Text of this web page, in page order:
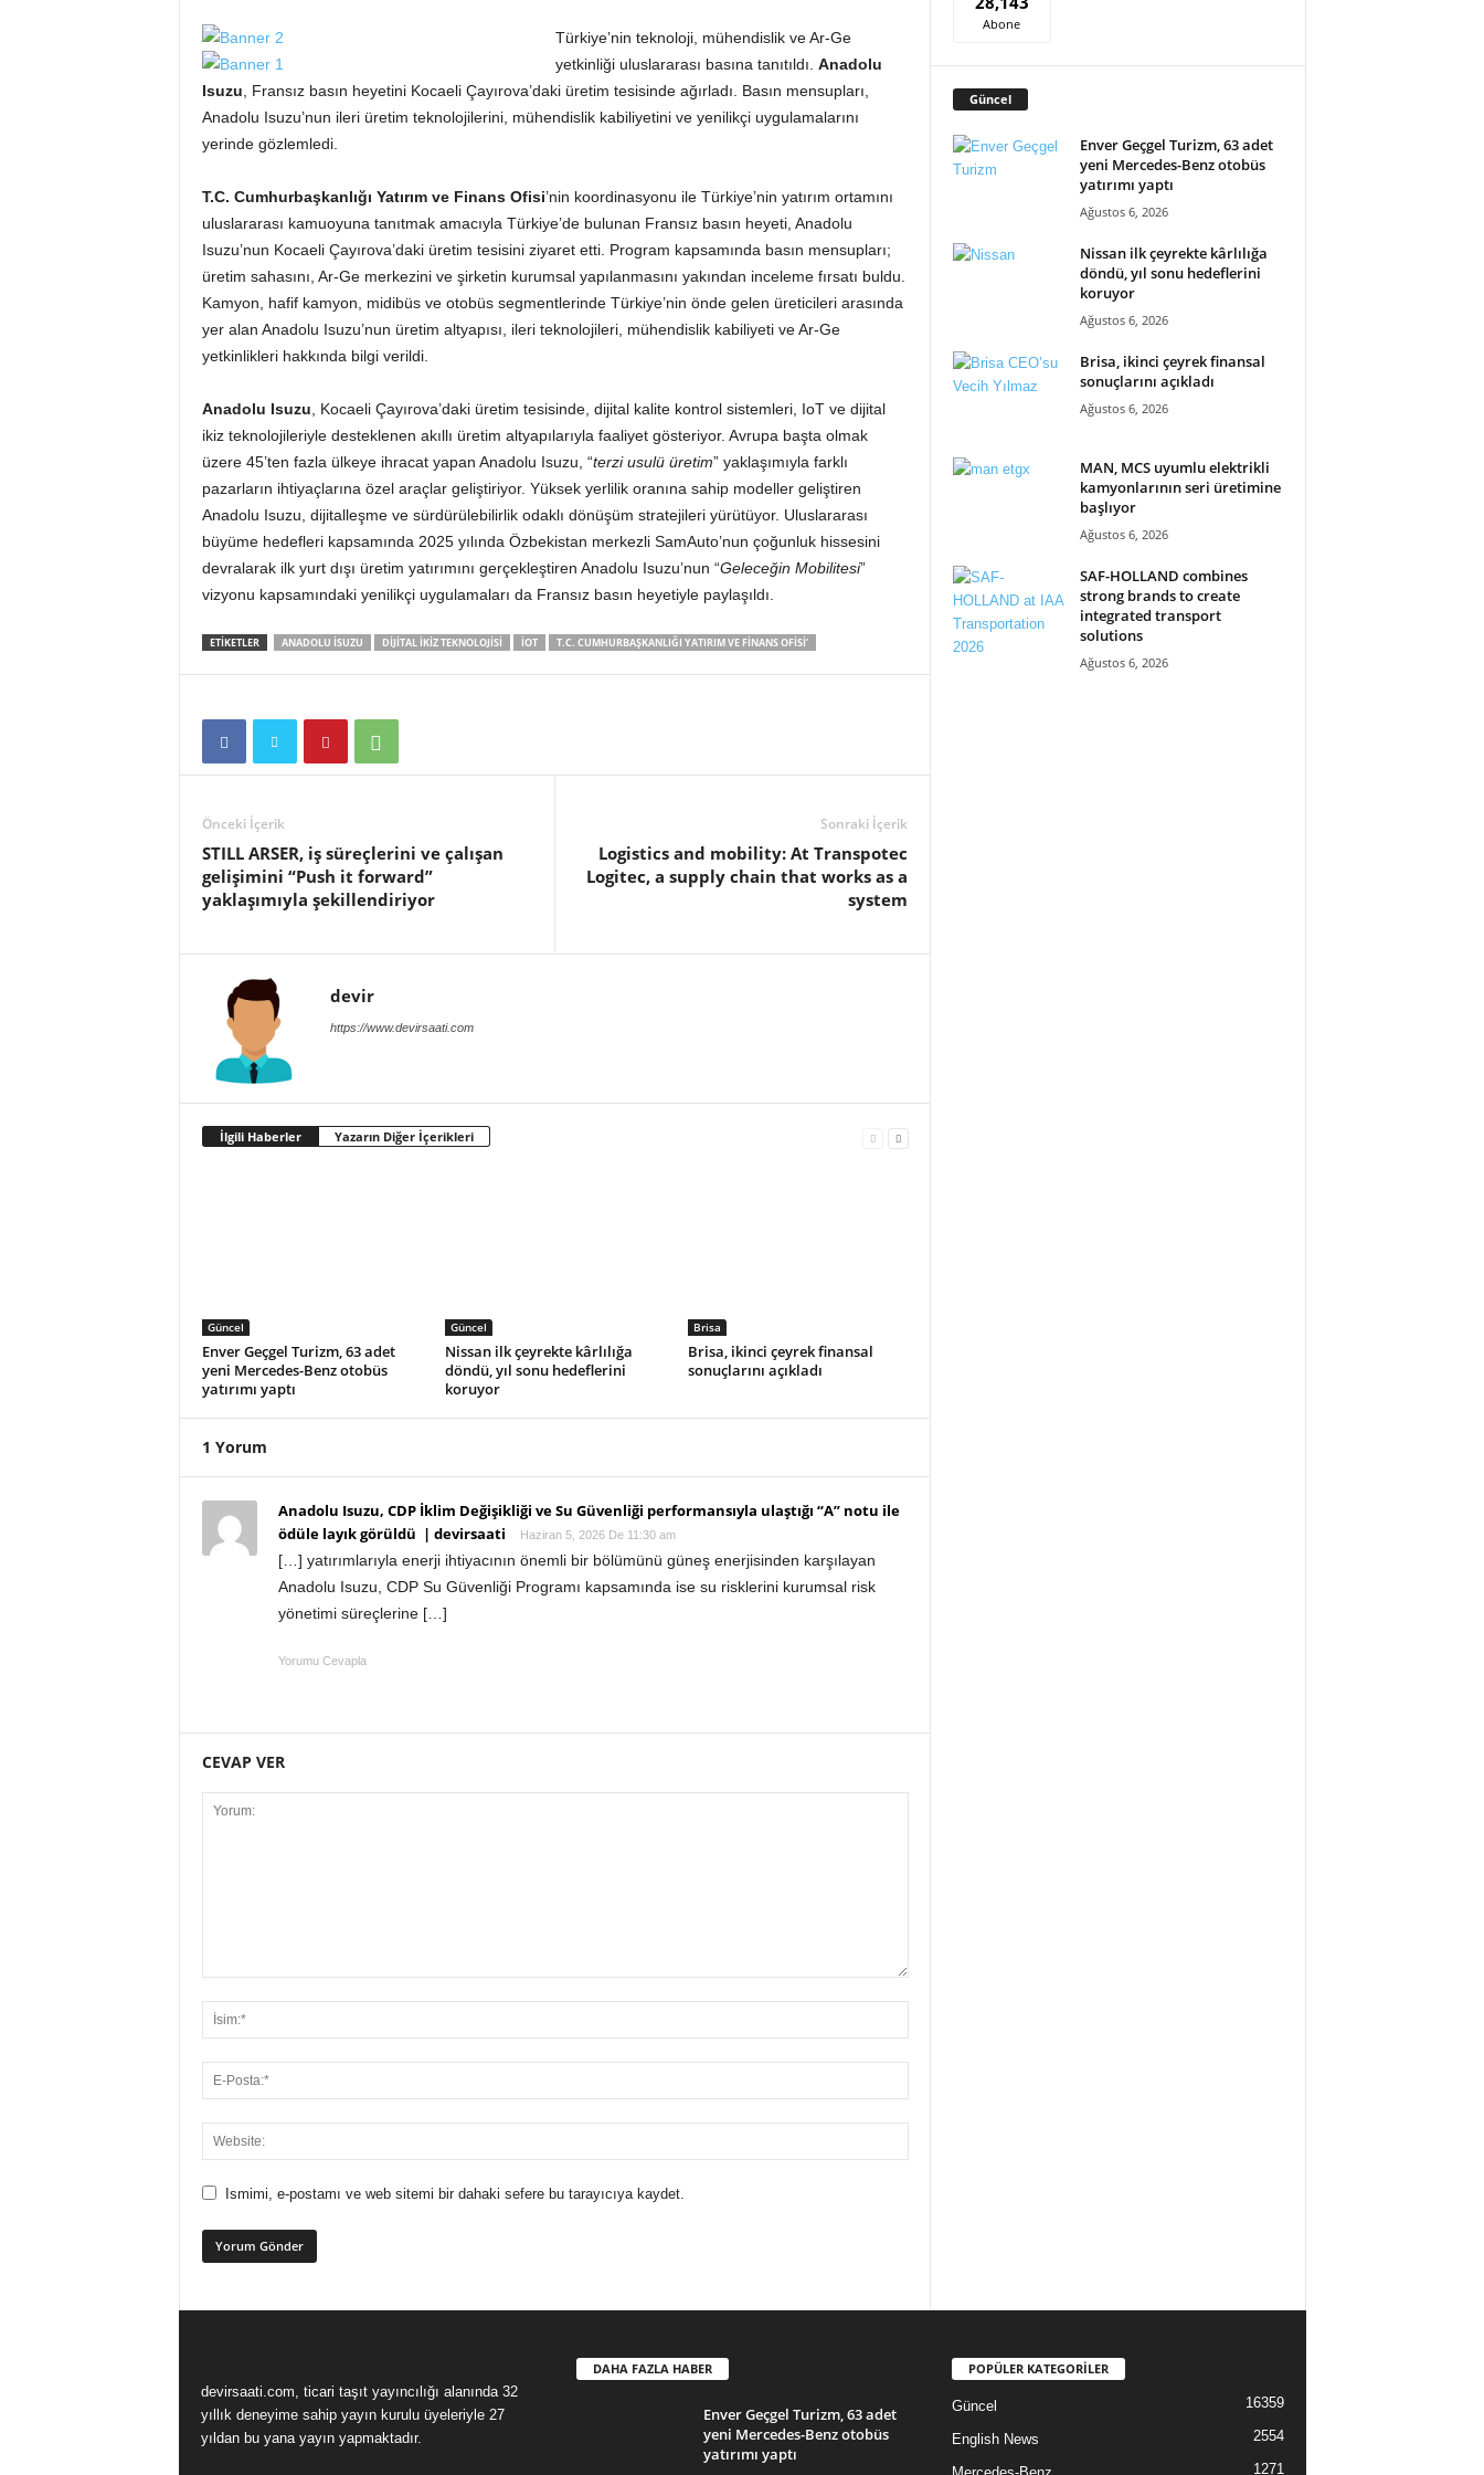
Türkiye’nin teknoloji, mühendislik ve Ar-Ge
yetkinliği uluslararası basına tanıtıldı. Anadolu
Isuzu , Fransız basın heyetini Kocaeli Çayırova’daki üretim tesisinde ağırladı. Basın mensupları,
Anadolu Isuzu’nun ileri üretim teknolojilerini, mühendislik kabiliyetini ve yenilikçi uygulamalarını
yerinde gözlemledi.
T.C. Cumhurbaşkanlığı Yatırım ve Finans Ofisi’nin koordinasyonu ile Türkiye’nin yatırım ortamını
uluslararası kamuoyuna tanıtmak amacıyla Türkiye’de bulunan Fransız basın heyeti, Anadolu
Isuzu’nun Kocaeli Çayırova’daki üretim tesisini ziyaret etti. Program kapsamında basın mensupları;
üretim sahasını, Ar-Ge merkezini ve şirketin kurumsal yapılanmasını yakından inceleme fırsatı buldu.
Kamyon, hafif kamyon, midibüs ve otobüs segmentlerinde Türkiye’nin önde gelen üreticileri arasında
yer alan Anadolu Isuzu’nun üretim altyapısı, ileri teknolojileri, mühendislik kabiliyeti ve Ar-Ge
yetkinlikleri hakkında bilgi verildi.
Anadolu Isuzu , Kocaeli Çayırova’daki üretim tesisinde, dijital kalite kontrol sistemleri, IoT ve dijital
ikiz teknolojileriyle desteklenen akıllı üretim altyapılarıyla faaliyet gösteriyor. Avrupa başta olmak
üzere 45’ten fazla ülkeye ihracat yapan Anadolu Isuzu, “terzi usulü üretim” yaklaşımıyla farklı
pazarların ihtiyaçlarına özel araçlar geliştiriyor. Yüksek yerlilik oranına sahip modeller geliştiren
Anadolu Isuzu, dijitalleşme ve sürdürülebilirlik odaklı dönüşüm stratejileri yürütüyor. Uluslararası
büyüme hedefleri kapsamında 2025 yılında Özbekistan merkezli SamAuto’nun çoğunluk hissesini
devralarak ilk yurt dışı üretim yatırımını gerçekleştiren Anadolu Isuzu’nun “Geleceğin Mobilitesi”
vizyonu kapsamındaki yenilikçi uygulamaları da Fransız basın heyetiyle paylaşıldı.
ETIKETLER ANADOLU ISUZU DIJITAL IKIZ TEKNOLOJISI IOT T.C. CUMHURBAŞKANLIĞI YATIRIM VE FINANS OFISI’
Önceki İçerik
STILL ARSER, iş süreçlerini ve çalışan
gelişimini “Push it forward”
yaklaşımıyla şekillendiriyor
Sonraki İçerik
Logistics and mobility: At Transpotec
Logitec, a supply chain that works as a
system
devir
https://www.devirsaati.com
İlgili Haberler Yazarın Diğer İçerikleri
Güncel
Enver Geçgel Turizm, 63 adet
yeni Mercedes-Benz otobüs
yatırımı yaptı
Güncel
Nissan ilk çeyrekte kârlılığa
döndü, yıl sonu hedeflerini
koruyor
Brisa
Brisa, ikinci çeyrek finansal
sonuçlarını açıkladı
1 Yorum
Anadolu Isuzu, CDP İklim Değişikliği ve Su Güvenliği performansıyla ulaştığı “A” notu ile
ödüle layık görüldü | devirsaati
Haziran 5, 2026 De 11:30 am
[…] yatırımlarıyla enerji ihtiyacının önemli bir bölümünü güneş enerjisinden karşılayan
Anadolu Isuzu, CDP Su Güvenliği Programı kapsamında ise su risklerini kurumsal risk
yönetimi süreçlerine […]
Yorumu Cevapla
CEVAP VER
Ismimi, e-postamı ve web sitemi bir dahaki sefere bu tarayıcıya kaydet.
Abone
Güncel
Enver Geçgel Turizm, 63 adet
yeni Mercedes-Benz otobüs
yatırımı yaptı
Ağustos 6, 2026
Nissan ilk çeyrekte kârlılığa
döndü, yıl sonu hedeflerini
koruyor
Ağustos 6, 2026
Brisa, ikinci çeyrek finansal
sonuçlarını açıkladı
Ağustos 6, 2026
MAN, MCS uyumlu elektrikli
kamyonlarının seri üretimine
başlıyor
Ağustos 6, 2026
SAF-HOLLAND combines
strong brands to create
integrated transport
solutions
Ağustos 6, 2026
devirsaati.com, ticari taşıt yayıncılığı alanında 32
yıllık deneyime sahip yayın kurulu üyeleriyle 27
yıldan bu yana yayın yapmaktadır.
DAHA FAZLA HABER
Enver Geçgel Turizm, 63 adet
yeni Mercedes-Benz otobüs
yatırımı yaptı
POPÜLER KATEGORİLER
Güncel 16359
English News 2554
1271